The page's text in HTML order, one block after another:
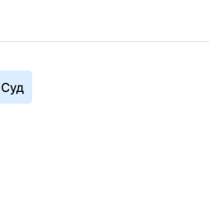
Суд